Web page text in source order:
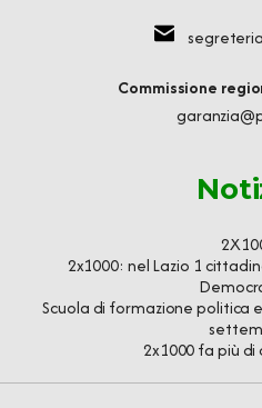
Commissione
2x1000: nel Lazio 1
Scuola di formazione politica
2x1000 fa più